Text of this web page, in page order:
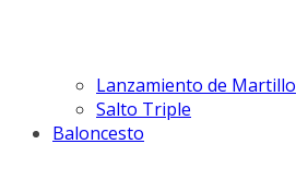
Lanzamiento de Martillo
Salto Triple
Baloncesto